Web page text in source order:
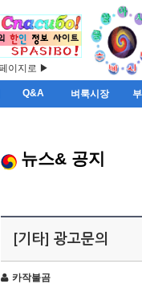
이지로 ▶
Q&A 벼룩시장
뉴스& 공지
[기타] 광고문의
카작불곰